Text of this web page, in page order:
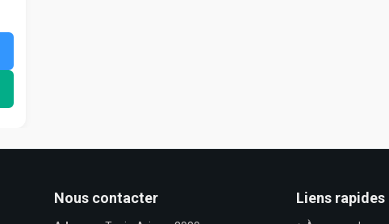
Nous contacter Liens rapides